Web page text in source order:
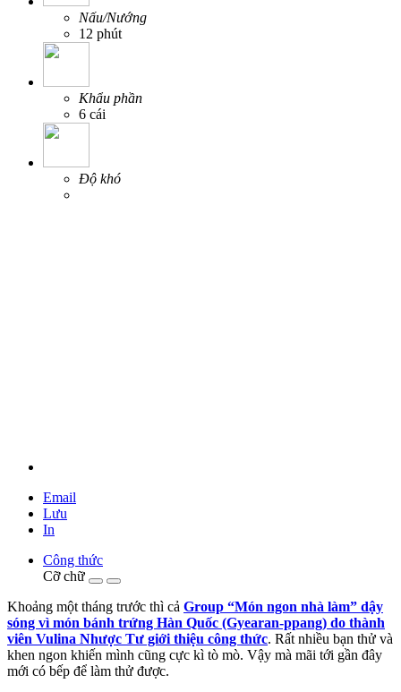
Nấu/Nướng
12 phút
Khẩu phần
6 cái
Độ khó
Email
Lưu
In
Công thức
Cỡ chữ
Khoảng một tháng trước thì cả Group “Món ngon nhà làm” dậy
sóng vì món bánh trứng Hàn Quốc (Gyearan-ppang) do thành
viên Vulina Nhược Tư giới thiệu công thức. Rất nhiều bạn thử và
khen ngon khiến mình cũng cực kì tò mò. Vậy mà mãi tới gần đây
mới có bếp để làm thử được.